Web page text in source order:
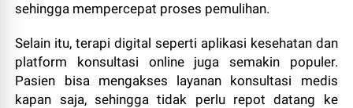
sehingga mempercepat proses pemulihan.
Selain itu, terapi digital seperti aplikasi kesehatan dan
platform konsultasi online juga semakin populer.
Pasien bisa mengakses layanan konsultasi medis
kapan saja, sehingga tidak perlu repot datang ke